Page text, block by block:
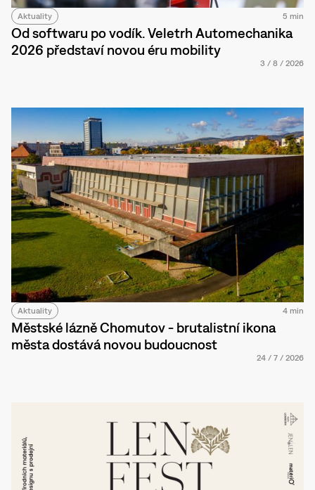
Aktuality 5 min
Od softwaru po vodík. Veletrh Automechanika
2026 představí novou éru mobility
3 / 8 / 2026
Aktuality 4 min
Městské lázně Chomutov - brutalistní ikona
města dostává novou budoucnost
24 / 7 / 2026